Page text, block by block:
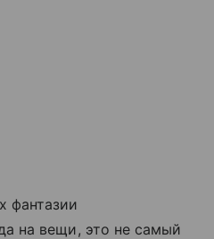
фантазии
на вещи, это не самый